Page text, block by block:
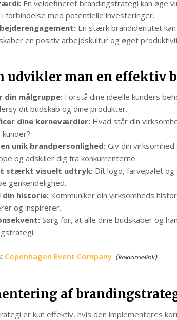
En veldefineret brandingstrategi kan øge
i forbindelse med potentielle investeringer.
En stærk brandidentitet
en positiv arbejdskultur og øget
udvikler man en effektiv
din målgruppe: Forstå dine ideelle kunders
dit budskab og dine produkter.
dine kerneværdier: Hvad står din
unik brandpersonlighed: Giv din
og adskiller dig fra konkurrenterne.
stærkt visuelt udtryk: Dit logo, farvepalet
genkendelighed.
historie: Kommuniker din virksomheds
og inspirerer.
Sørg for, at alle dine budskaber og
Copenhagen Event Company
af
er kun effektiv, hvis den implementeres